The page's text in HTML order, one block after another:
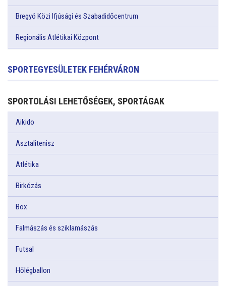
Bregyó Közi Ifjúsági és Szabadidőcentrum
Regionális Atlétikai Központ
SPORTEGYESÜLETEK FEHÉRVÁRON
SPORTOLÁSI LEHETŐSÉGEK, SPORTÁGAK
Aikido
Asztalitenisz
Atlétika
Birkózás
Box
Falmászás és sziklamászás
Futsal
Hőlégballon